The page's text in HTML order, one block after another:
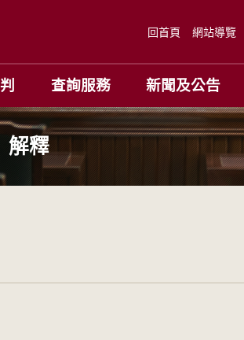
回首頁 網站導覽
查詢服務 新聞及公告
解釋